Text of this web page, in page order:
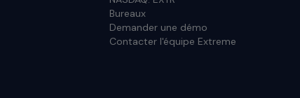
Bureaux
Demander une démo
Contacter l'équipe Extreme